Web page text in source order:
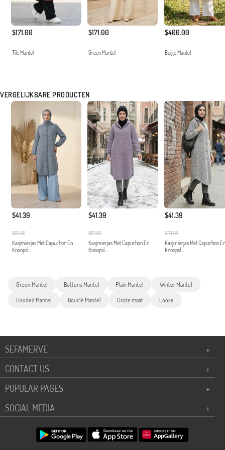
$171.00
Tile Mantel
$171.00
Green Mantel
$400.00
Beige Mantel
VERGELIJKBARE PRODUCTEN
$41.39
$171.00
Kasjmierjas Met Capuchon En
Knoopsl...
$41.39
$171.00
Kasjmierjas Met Capuchon En
Knoopsl...
$41.39
$171.00
Kasjmierjas Met Capuchon En
Knoopsl...
Green Mantel Buttons Mantel Plain Mantel Winter Mantel
Hooded Mantel Bouclé Mantel Grote maat Loose
SEFAMERVE
+
CONTACT US
+
POPULAR PAGES
+
SOCIAL MEDIA
+